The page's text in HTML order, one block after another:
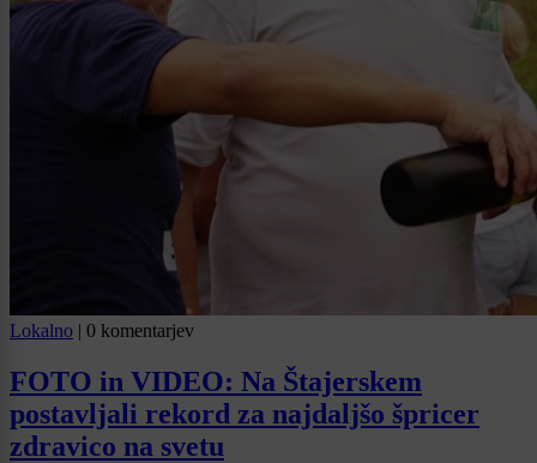
Lokalno | 0 komentarjev
FOTO in VIDEO: Na Štajerskem
postavljali rekord za najdaljšo špricer
zdravico na svetu